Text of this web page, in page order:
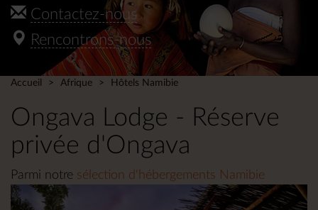
Contactez-nous
Rencontrons-nous
Accueil Afrique Hôtels Namibie
Ongava Lodge - Réserve
privée d'Ongava
Parmi notre sélection d'hébergements Namibie